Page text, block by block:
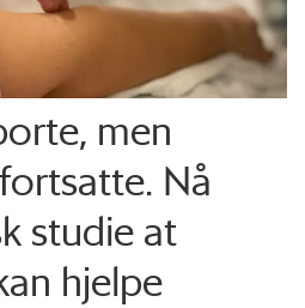
men
Nå
studie at
hjelpe